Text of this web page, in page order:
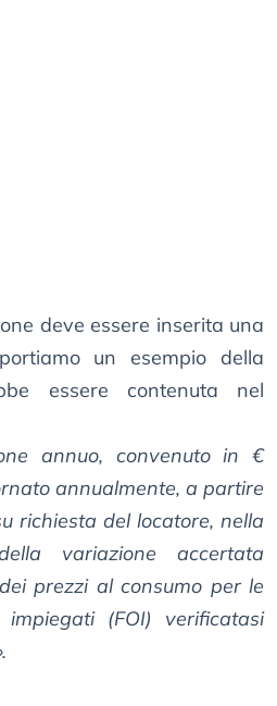
deve essere inserita una
un esempio della
essere contenuta nel
annuo, convenuto in €
annualmente, a partire
richiesta del locatore, nella
variazione accertata
dei prezzi al consumo per le
(FOI) verificatasi